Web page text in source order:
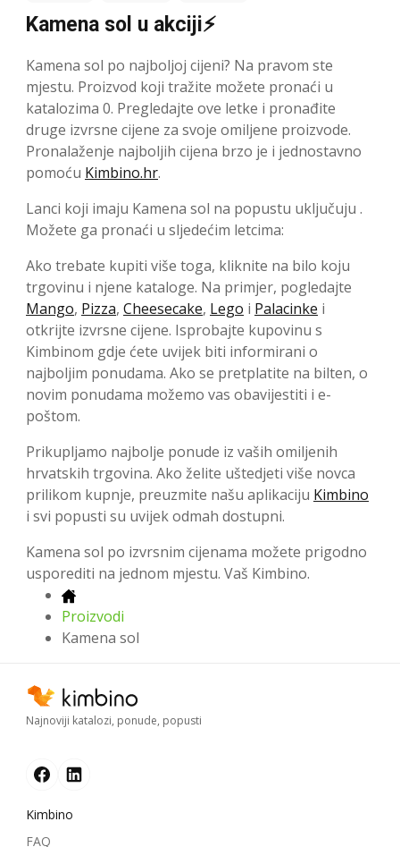
Kamena sol u akciji⚡
Kamena sol po najboljoj cijeni? Na pravom ste
mjestu. Proizvod koji tražite možete pronaći u
katalozima 0. Pregledajte ove letke i pronađite
druge izvrsne cijene za svoje omiljene proizvode.
Pronalaženje najboljih cijena brzo je i jednostavno
pomoću Kimbino.hr.
Lanci koji imaju Kamena sol na popustu uključuju .
Možete ga pronaći u sljedećim letcima:
Ako trebate kupiti više toga, kliknite na bilo koju
trgovinu i njene kataloge. Na primjer, pogledajte
Mango, Pizza, Cheesecake, Lego i Palacinke i
otkrijte izvrsne cijene. Isprobajte kupovinu s
Kimbinom gdje ćete uvijek biti informirani o
najboljim ponudama. Ako se pretplatite na bilten, o
novim ponudama možemo vas obavijestiti i e-
poštom.
Prikupljamo najbolje ponude iz vaših omiljenih
hrvatskih trgovina. Ako želite uštedjeti više novca
prilikom kupnje, preuzmite našu aplikaciju Kimbino
i svi popusti su uvijek odmah dostupni.
Kamena sol po izvrsnim cijenama možete prigodno
usporediti na jednom mjestu. Vaš Kimbino.
Proizvodi
Kamena sol
Najnoviji katalozi, ponude, popusti
Kimbino
FAQ